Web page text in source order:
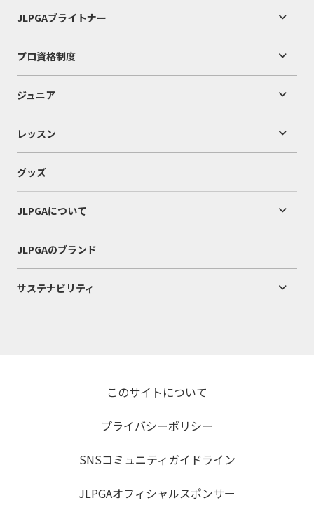
JLPGAブライトナー
プロ資格制度
ジュニア
レッスン
グッズ
JLPGAについて
JLPGAのブランド
サステナビリティ
このサイトについて
プライバシーポリシー
SNSコミュニティガイドライン
JLPGAオフィシャルスポンサー